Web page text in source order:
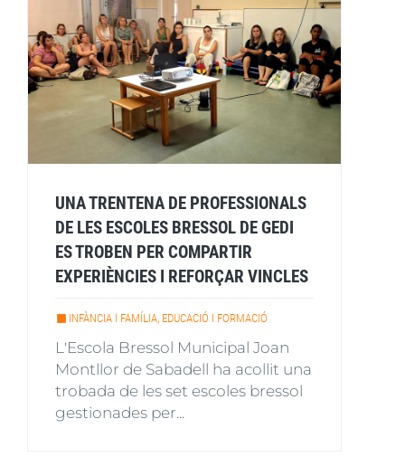
UNA TRENTENA DE PROFESSIONALS
DE LES ESCOLES BRESSOL DE GEDI
ES TROBEN PER COMPARTIR
EXPERIÈNCIES I REFORÇAR VINCLES
INFÀNCIA I FAMÍLIA, EDUCACIÓ I FORMACIÓ
L'Escola Bressol Municipal Joan
Montllor de Sabadell ha acollit una
trobada de les set escoles bressol
gestionades per...